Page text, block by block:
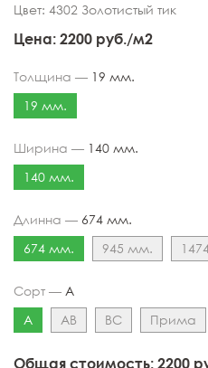
Цвет: 4302 Золотистый тик
Цена: 2200 руб./м2
Толщина — 19 мм.
19 мм.
Ширина — 140 мм.
140 мм.
Длинна — 674 мм.
674 мм.
945 мм.
Сорт — А
А
АВ ВС Прима
Общая стоимость: 2200